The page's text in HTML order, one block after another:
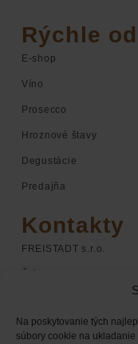
Na poskytovanie tých
súbory cookie na
Rýchle
E-shop
Víno
Prosecco
Hroznové štavy
Degustácie
Predajňa
Kontakty
FREISTADT s.r.o.
+421 948 068 598